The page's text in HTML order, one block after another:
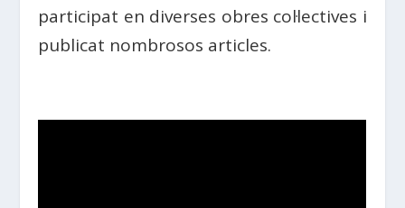
participat en diverses obres col·lectives i
publicat nombrosos articles.